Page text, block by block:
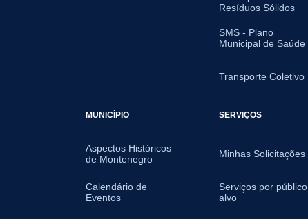
Resíduos Sólidos
SMS - Plano
Municipal de Saúde
Transporte Coletivo
MUNICÍPIO
Aspectos Históricos
de Montenegro
Calendário de
Eventos
SERVIÇOS
Minhas Solicitações
Serviços por público
alvo